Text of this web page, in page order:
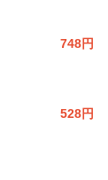
748円
528円